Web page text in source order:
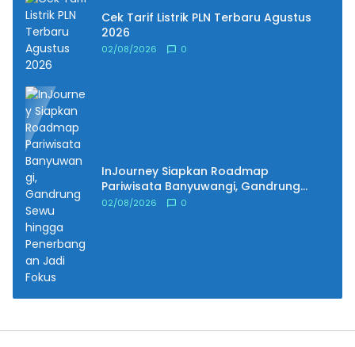
Cek Tarif Listrik PLN Terbaru Agustus
2026
02/08/2026 0
InJourney Siapkan Roadmap
Pariwisata Banyuwangi, Gandrung
Sewu hingga Penerbangan Jadi Fokus
02/08/2026 0